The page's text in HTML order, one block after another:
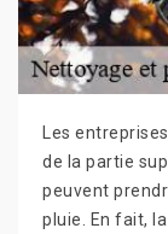
Les
de la partie
peuvent
pluie. En fait,